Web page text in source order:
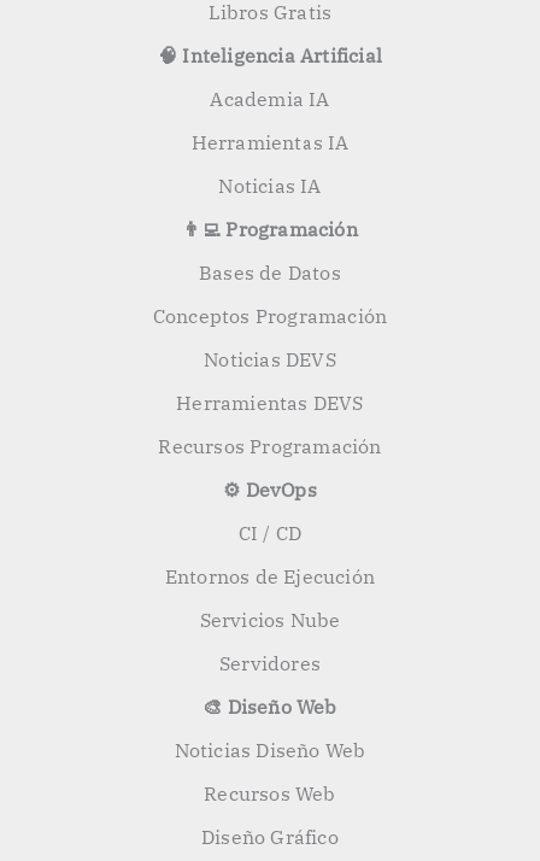
Libros Gratis
🧠 Inteligencia Artificial
Academia IA
Herramientas IA
Noticias IA
👨‍💻 Programación
Bases de Datos
Conceptos Programación
Noticias DEVS
Herramientas DEVS
Recursos Programación
⚙️ DevOps
CI / CD
Entornos de Ejecución
Servicios Nube
Servidores
🎨 Diseño Web
Noticias Diseño Web
Recursos Web
Diseño Gráfico